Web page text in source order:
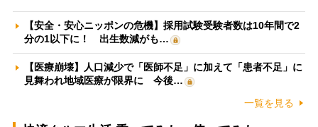
【安全・安心ニッポンの危機】採用試験受験者数は10年間で2
分の1以下に！ 出生数減がも…
【医療崩壊】人口減少で「医師不足」に加えて「患者不足」に
見舞われ地域医療が限界に 今後…
一覧を見る